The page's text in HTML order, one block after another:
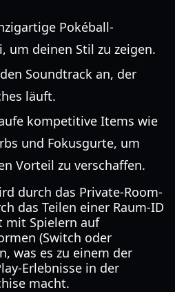
Pokéball-
um deinen Stil zu zeigen.
Soundtrack an, der
läuft.
kompetitive Items wie
und Fokusgurte, um
Vorteil zu verschaffen.
durch das Private-Room-
das Teilen einer Raum-ID
mit Spielern auf
(Switch oder
was es zu einem der
Erlebnisse in der
macht.